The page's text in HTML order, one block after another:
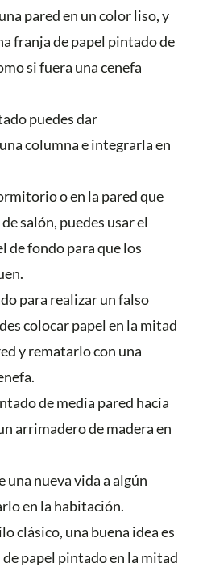
pared en un color liso, y
franja de papel pintado de
si fuera una cenefa
puedes dar
columna e integrarla en
o en la pared que
salón, puedes usar el
de fondo para que los
para realizar un falso
colocar papel en la mitad
y rematarlo con una
de media pared hacia
arrimadero de madera en
una nueva vida a algún
en la habitación.
clásico, una buena idea es
papel pintado en la mitad